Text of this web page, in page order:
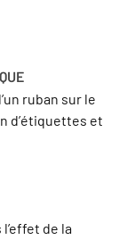
ruban sur le
d’étiquettes et
de la